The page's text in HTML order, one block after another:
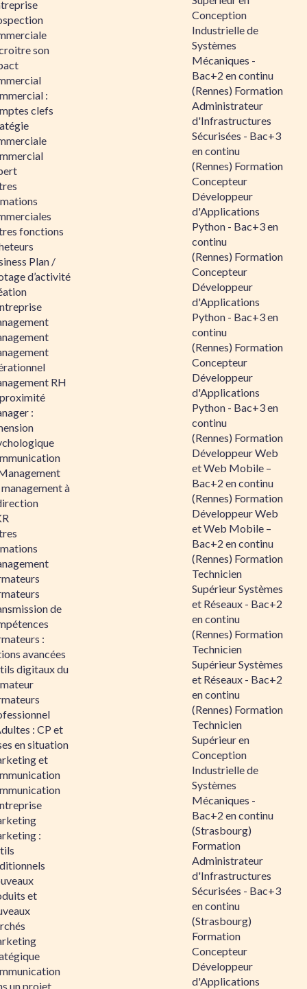
son
:
clefs
fonctions
Plan /
d’activité
RH
:
à
de
:
avancées
digitaux du
: CP et
en situation
et
:
et
un projet
Conception
Industrielle de
Systèmes
Mécaniques -
Bac+2 en continu
(Rennes) Formation
Administrateur
d'Infrastructures
Sécurisées - Bac+3
en continu
(Rennes) Formation
Concepteur
Développeur
d'Applications
Python - Bac+3 en
continu
(Rennes) Formation
Concepteur
Développeur
d'Applications
Python - Bac+3 en
continu
(Rennes) Formation
Concepteur
Développeur
d'Applications
Python - Bac+3 en
continu
(Rennes) Formation
Développeur Web
et Web Mobile –
Bac+2 en continu
(Rennes) Formation
Développeur Web
et Web Mobile –
Bac+2 en continu
(Rennes) Formation
Technicien
Supérieur Systèmes
et Réseaux - Bac+2
en continu
(Rennes) Formation
Technicien
Supérieur Systèmes
et Réseaux - Bac+2
en continu
(Rennes) Formation
Technicien
Supérieur en
Conception
Industrielle de
Systèmes
Mécaniques -
Bac+2 en continu
(Strasbourg)
Formation
Administrateur
d'Infrastructures
Sécurisées - Bac+3
en continu
(Strasbourg)
Formation
Concepteur
Développeur
d'Applications